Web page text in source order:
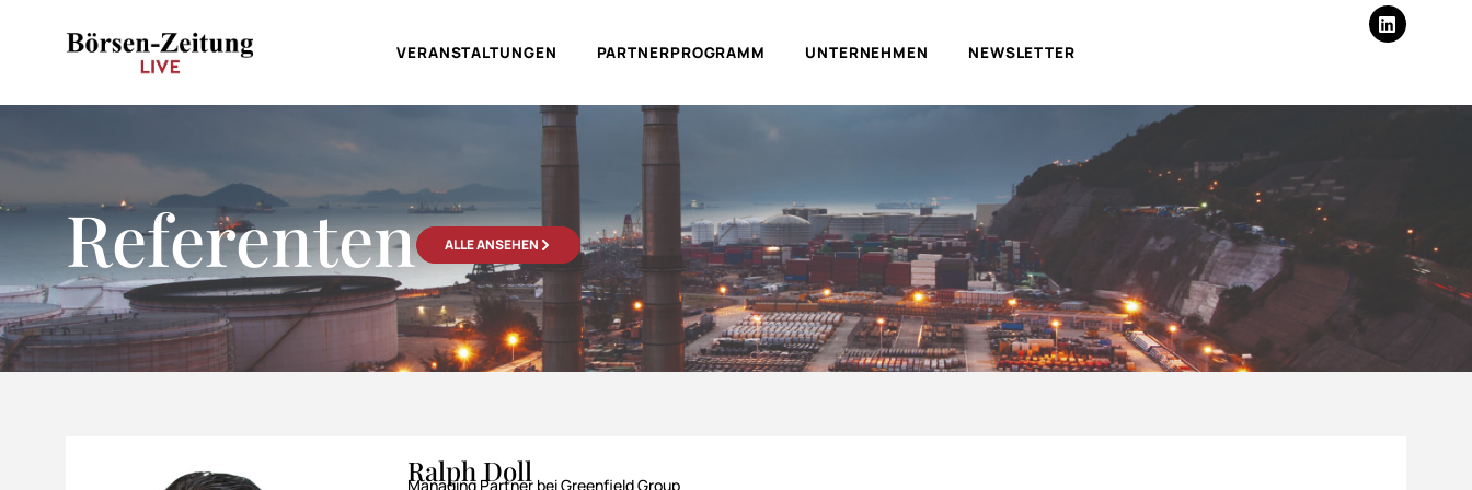
VERANSTALTUNGEN PARTNERPROGRAMM UNTERNEHMEN NEWSLETTER
Referenten ALLE ANSEHEN
Ralph Doll
Managing Partner bei Greenfield Group